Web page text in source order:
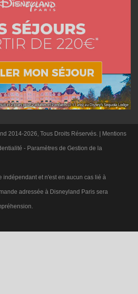
2014-2026, Tous Droits Réservés. | Mentions
- Paramètres de Gestion de la
indépendant et n'est en aucun cas lié à
adressée à Disneyland Paris sera